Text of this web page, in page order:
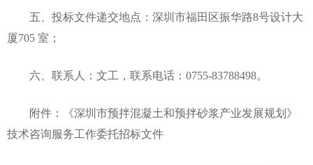
五、投标文件递交地点：深圳市福田区振华路8号设计大
厦705 室；
六、联系人：文工，联系电话：0755-83788498。
附件：《深圳市预拌混凝土和预拌砂浆产业发展规划》
技术咨询服务工作委托招标文件